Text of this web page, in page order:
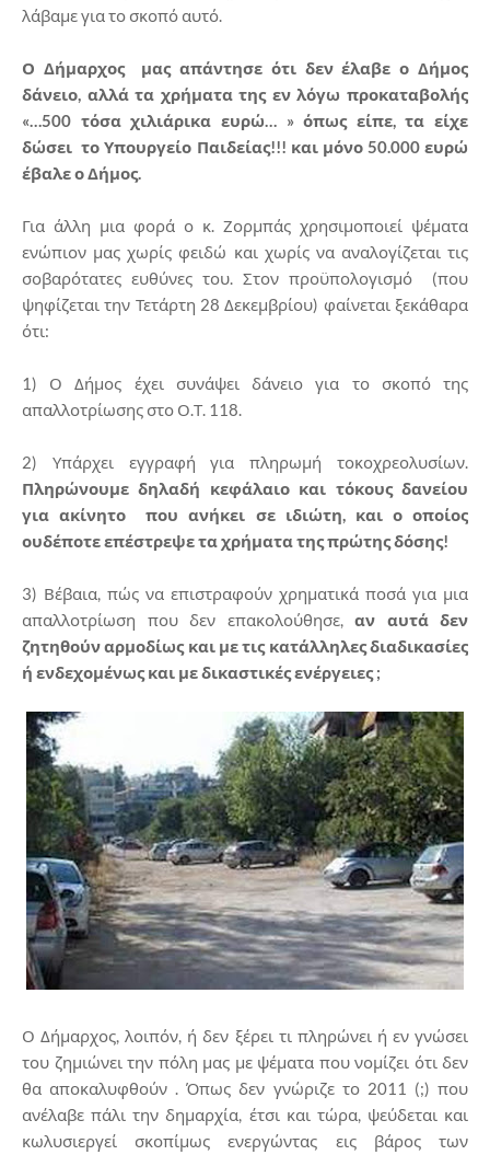
λάβαμε για το σκοπό αυτό.
Ο Δήμαρχος μας απάντησε ότι δεν έλαβε ο Δήμος
δάνειο, αλλά τα χρήματα της εν λόγω προκαταβολής
«…500 τόσα χιλιάρικα ευρώ… » όπως είπε, τα είχε
δώσει το Υπουργείο Παιδείας!!! και μόνο 50.000 ευρώ
έβαλε ο Δήμος.
Για άλλη μια φορά ο κ. Ζορμπάς χρησιμοποιεί ψέματα
ενώπιον μας χωρίς φειδώ και χωρίς να αναλογίζεται τις
σοβαρότατες ευθύνες του. Στον προϋπολογισμό (που
ψηφίζεται την Τετάρτη 28 Δεκεμβρίου) φαίνεται ξεκάθαρα
ότι:
1) Ο Δήμος έχει συνάψει δάνειο για το σκοπό της
απαλλοτρίωσης στο Ο.Τ. 118.
2) Υπάρχει εγγραφή για πληρωμή τοκοχρεολυσίων.
Πληρώνουμε δηλαδή κεφάλαιο και τόκους δανείου
για ακίνητο που ανήκει σε ιδιώτη, και ο οποίος
ουδέποτε επέστρεψε τα χρήματα της πρώτης δόσης!
3) Βέβαια, πώς να επιστραφούν χρηματικά ποσά για μια
απαλλοτρίωση που δεν επακολούθησε, αν αυτά δεν
ζητηθούν αρμοδίως και με τις κατάλληλες διαδικασίες
ή ενδεχομένως και με δικαστικές ενέργειες ;
Ο Δήμαρχος, λοιπόν, ή δεν ξέρει τι πληρώνει ή εν γνώσει
του ζημιώνει την πόλη μας με ψέματα που νομίζει ότι δεν
θα αποκαλυφθούν . Όπως δεν γνώριζε το 2011 (;) που
ανέλαβε πάλι την δημαρχία, έτσι και τώρα, ψεύδεται και
κωλυσιεργεί σκοπίμως ενεργώντας εις βάρος των